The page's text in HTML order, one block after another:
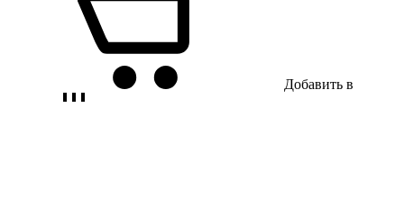
Добавить в